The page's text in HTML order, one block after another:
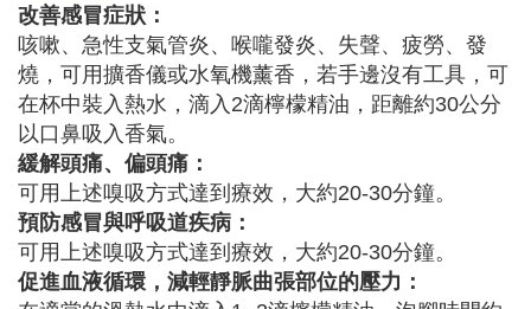
改善感冒症狀：
咳嗽、急性支氣管炎、喉嚨發炎、失聲、疲勞、發
燒，可用擴香儀或水氧機薰香，若手邊沒有工具，可
在杯中裝入熱水，滴入2滴檸檬精油，距離約30公分
以口鼻吸入香氣。
緩解頭痛、偏頭痛：
可用上述嗅吸方式達到療效，大約20-30分鐘。
預防感冒與呼吸道疾病：
可用上述嗅吸方式達到療效，大約20-30分鐘。
促進血液循環，減輕靜脈曲張部位的壓力：